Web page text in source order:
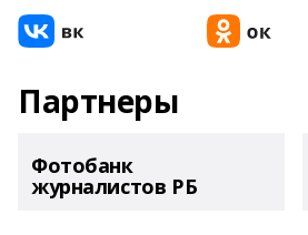
Партнеры
Фотобанк
журналистов РБ